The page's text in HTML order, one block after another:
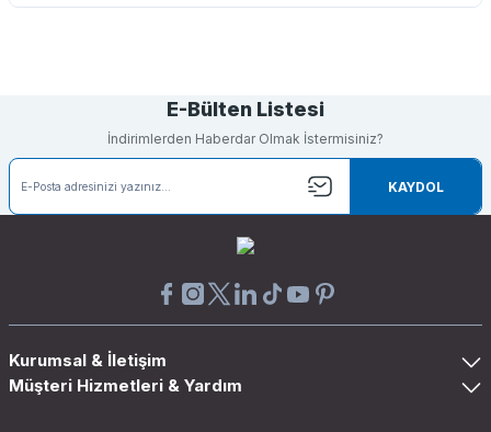
E-Bülten Listesi
İndirimlerden Haberdar Olmak İstermisiniz?
KAYDOL
Kurumsal & İletişim
Müşteri Hizmetleri & Yardım